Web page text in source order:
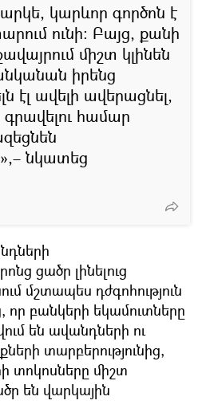
կարևոր գործոն է
ունի։ Բայց, քանի
միշտ կլինեն
իրենց
էլ ավելի ավերացնել,
համար
նկատեց
ցածր լինելուց
մշտապես դժգոհություն
որ բանկերի եկամուտները
են ավանդների ու
տարբերությունից,
տոկոսները միշտ
են վարկային